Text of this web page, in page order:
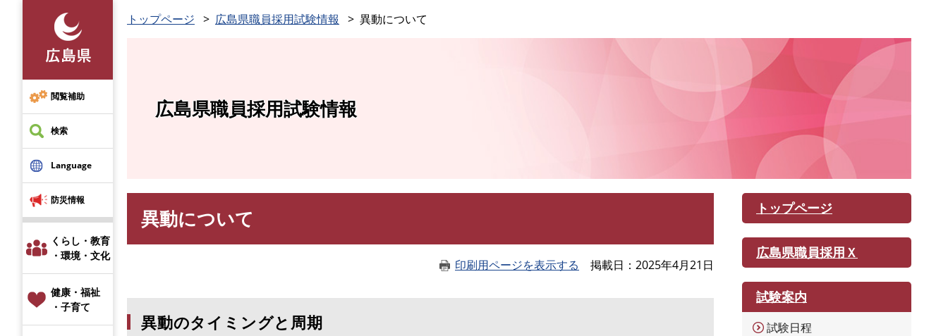
先
頭
で
す
閲覧補助
検索
Language
防災情報
くらし・教育
・環境・文化
健康・福祉
・子育て
トップページ 広島県職員採用試験情報 異動について
広島県職員採用試験情報
異動について
印刷用ページを表示する 掲載日 2025年4月21日
異動のタイミングと周期
トップページ
広島県職員採用Ｘ
試験案内
試験日程